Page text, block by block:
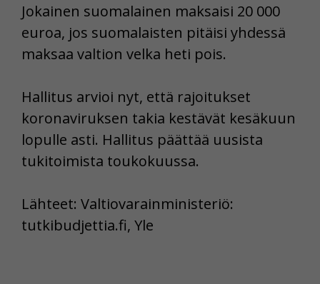
Jokainen suomalainen maksaisi 20 000
euroa, jos suomalaisten pitäisi yhdessä
maksaa valtion velka heti pois.
Hallitus arvioi nyt, että rajoitukset
koronaviruksen takia kestävät kesäkuun
lopulle asti. Hallitus päättää uusista
tukitoimista toukokuussa.
Lähteet: Valtiovarainministeriö:
tutkibudjettia.fi, Yle